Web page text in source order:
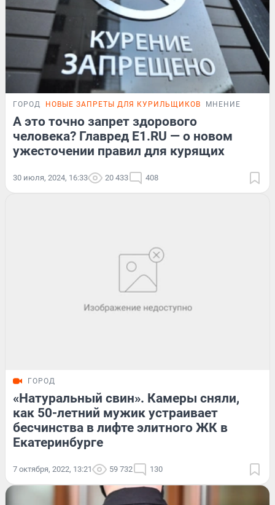
ГОРОД НОВЫЕ ЗАПРЕТЫ ДЛЯ КУРИЛЬЩИКОВ МНЕНИЕ
А это точно запрет здорового
человека? Главред E1.RU — о новом
ужесточении правил для курящих
30 июля, 2024, 16:33 20 433 408
ГОРОД
«Натуральный свин». Камеры сняли,
как 50-летний мужик устраивает
бесчинства в лифте элитного ЖК в
Екатеринбурге
7 октября, 2022, 13:21 59 732 130